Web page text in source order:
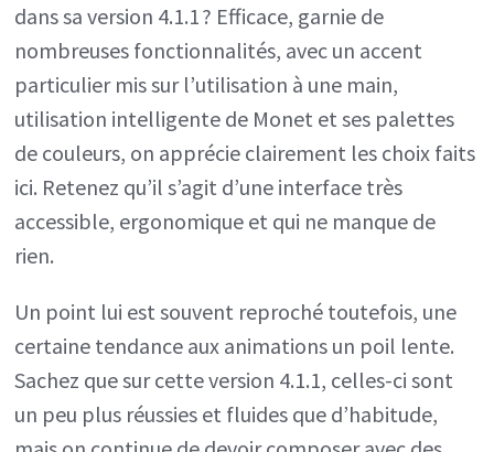
dans sa version 4.1.1 ? Efficace, garnie de
nombreuses fonctionnalités, avec un accent
particulier mis sur l’utilisation à une main,
utilisation intelligente de Monet et ses palettes
de couleurs, on apprécie clairement les choix faits
ici. Retenez qu’il s’agit d’une interface très
accessible, ergonomique et qui ne manque de
rien.
Un point lui est souvent reproché toutefois, une
certaine tendance aux animations un poil lente.
Sachez que sur cette version 4.1.1, celles-ci sont
un peu plus réussies et fluides que d’habitude,